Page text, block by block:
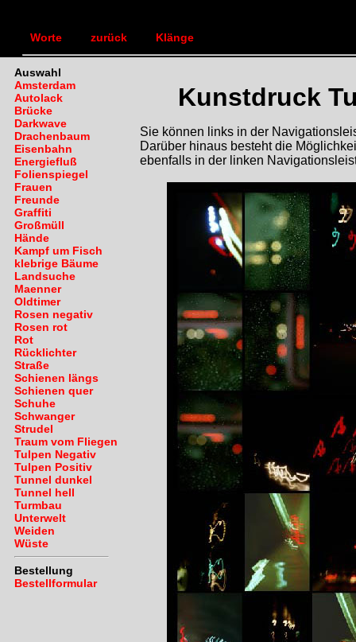
Worte |zurück Klänge
Auswahl
Amsterdam
Autolack
Brücke
Darkwave
Drachenbaum
Eisenbahn
Energiefluß
Folienspiegel
Frauen
Freunde
Graffiti
Großmüll
Hände
Kampf um Fisch
klebrige Bäume
Landsuche
Maenner
Oldtimer
Rosen negativ
Rosen rot
Rot
Rücklichter
Straße
Schienen längs
Schienen quer
Schuhe
Schwanger
Strudel
Traum vom Fliegen
Tulpen Negativ
Tulpen Positiv
Tunnel dunkel
Tunnel hell
Turmbau
Unterwelt
Weiden
Wüste
Bestellung
Bestellformular
Kunstdruck
Sie können links in der
Darüber hinaus besteht die
ebenfalls in der linken